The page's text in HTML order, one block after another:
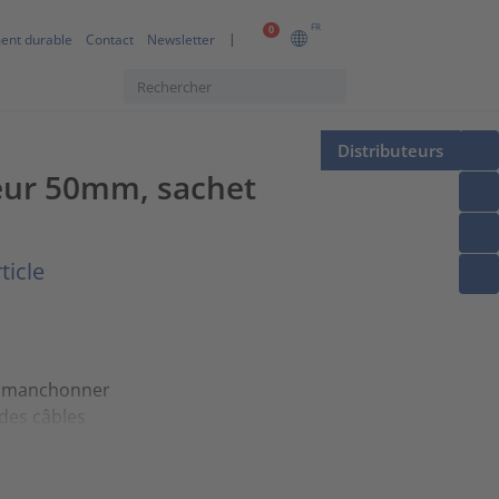
0 FR
durable Contact Newsletter
Distributeurs
50mm, sachet
câbles